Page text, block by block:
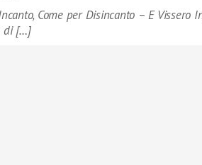
Come per Disincanto – E Vissero
di […]